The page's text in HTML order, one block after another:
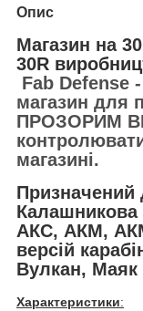
Опис
Магазин на
30R
Fab Defense
магазин для
ПРОЗОРИМ
магазині.
Призначений
Калашникова
АКС, АКМ,
версій
Вулкан,
Характеристики: